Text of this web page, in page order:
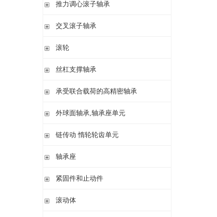
内圈 无润滑孔
与向心滚针轴承 组合使用
推力调心滚子轴承
推力调心滚子轴承
交叉滚子轴承
交叉滚子轴承
滚轮
支承型滚轮
球轴承滚轮
丝杠支撑轴承
推力角接触球轴承
密封组件 精密锁紧螺母
承受联合载荷的高精密轴承
推力/向心轴承
外球面轴承,轴承座单元
外球面轴承
链传动 惰轮轮齿单元
链传动 惰轮轮齿单元
轴承座
立式轴承座SNV,剖分用于带紧定套的圆锥孔轴承
立式轴承座S30,剖分适用于带紧定套的圆锥孔调心滚子轴承
紧固件和止动件
紧定套
滚动体